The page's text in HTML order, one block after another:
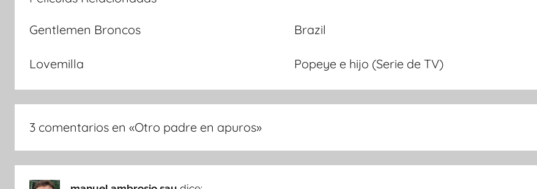
Gentlemen Broncos Brazil
Lovemilla Popeye e hijo (Serie de TV)
3 comentarios en «Otro padre en apuros»